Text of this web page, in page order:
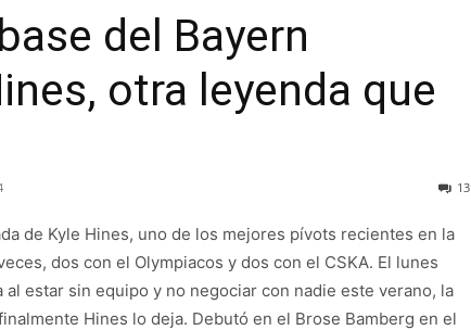
del Bayern
otra leyenda que
13
de Kyle Hines, uno de los mejores pívots recientes en la
dos con el Olympiacos y dos con el CSKA. El lunes
estar sin equipo y no negociar con nadie este verano, la
Hines lo deja. Debutó en el Brose Bamberg en el